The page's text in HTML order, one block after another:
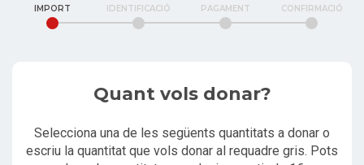
IMPORT IDENTIFICACIÓ PAGAMENT CONFIRMACIÓ
Quant vols donar?
Selecciona una de les següents quantitats a donar o
escriu la quantitat que vols donar al requadre gris. Pots